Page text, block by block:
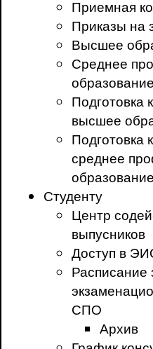
Приемная
Приказы на
Высшее
Среднее
образование
Подготовка
высшее
Подготовка
среднее
образование
Студенту
Центр
выпусников
Доступ в
Расписание
СПО
Архив